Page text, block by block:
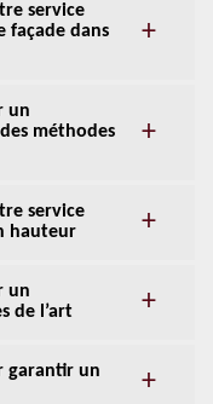
service
façade dans
un
méthodes
service
hauteur
un
de l’art
garantir un